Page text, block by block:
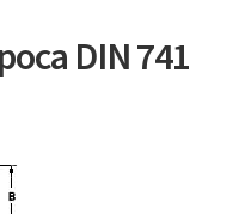
DIN 741